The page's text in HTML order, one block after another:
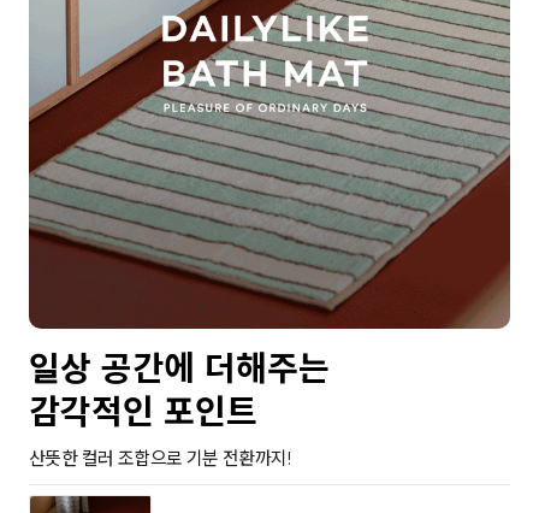
일상 공간에 더해주는
감각적인 포인트
산뜻한 컬러 조합으로 기분 전환까지!